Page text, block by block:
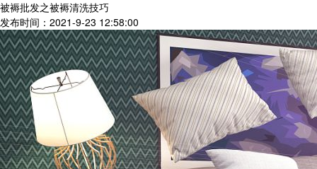
被褥批发之被褥清洗技巧
发布时间：2021-9-23 12:58:00